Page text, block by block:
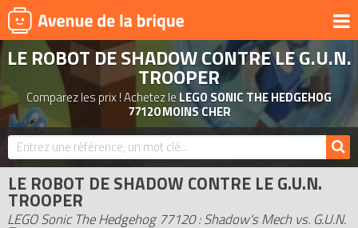
UNIVERS
PRODUITS DÉRIVÉS
NOUVEAUTÉS
LEGO 2026
BONS PLANS
LE ROBOT DE SHADOW CONTRE LE G.U.N.
TROOPER
Comparez les prix ! Achetez le LEGO SONIC THE HEDGEHOG
77120 MOINS CHER
LE ROBOT DE SHADOW CONTRE LE G.U.N.
TROOPER
LEGO Sonic The Hedgehog 77120 : Shadow's Mech vs. G.U.N.